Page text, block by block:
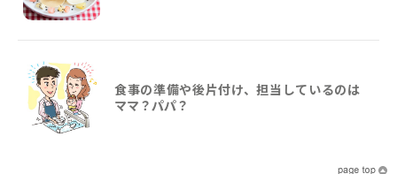
食事の準備や後片付け、担当しているのは
ママ？パパ？